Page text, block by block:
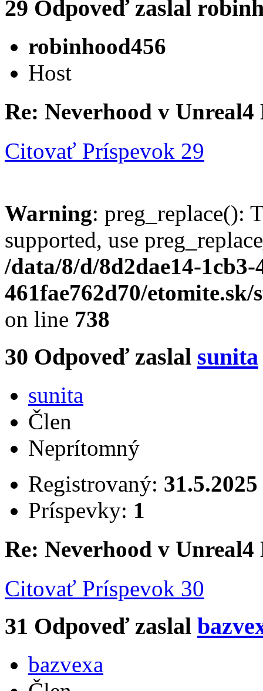
29 Odpoveď zaslal
robinhood456
Host
Re: Neverhood v Unreal4
Citovať Príspevok 29
Warning: preg_replace():
supported, use
/data/8/d/8d2dae14-1cb3-
461fae762d70/
on line 738
30 Odpoveď zaslal sunita
sunita
Člen
Neprítomný
Registrovaný: 31.5.2025
Príspevky: 1
Re: Neverhood v Unreal4
Citovať Príspevok 30
31 Odpoveď zaslal
bazvexa